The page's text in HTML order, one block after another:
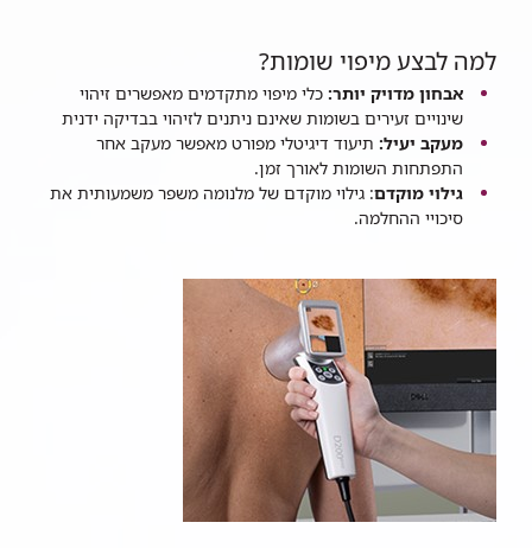
למה לבצע מיפוי שומות?
אבחון מדויק יותר: כלי מיפוי מתקדמים מאפשרים זיהוי
שינויים זעירים בשומות שאינם ניתנים לזיהוי בבדיקה ידנית
מעקב יעיל: תיעוד דיגיטלי מפורט מאפשר מעקב אחר
התפתחות השומות לאורך זמן.
גילוי מוקדם: גילוי מוקדם של מלנומה משפר משמעותית את
סיכויי ההחלמה.